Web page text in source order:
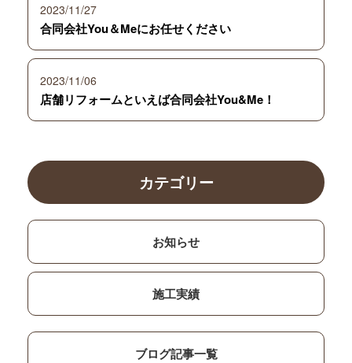
2023/11/27
合同会社You＆Meにお任せください
2023/11/06
店舗リフォームといえば合同会社You&Me！
カテゴリー
お知らせ
施工実績
ブログ記事一覧